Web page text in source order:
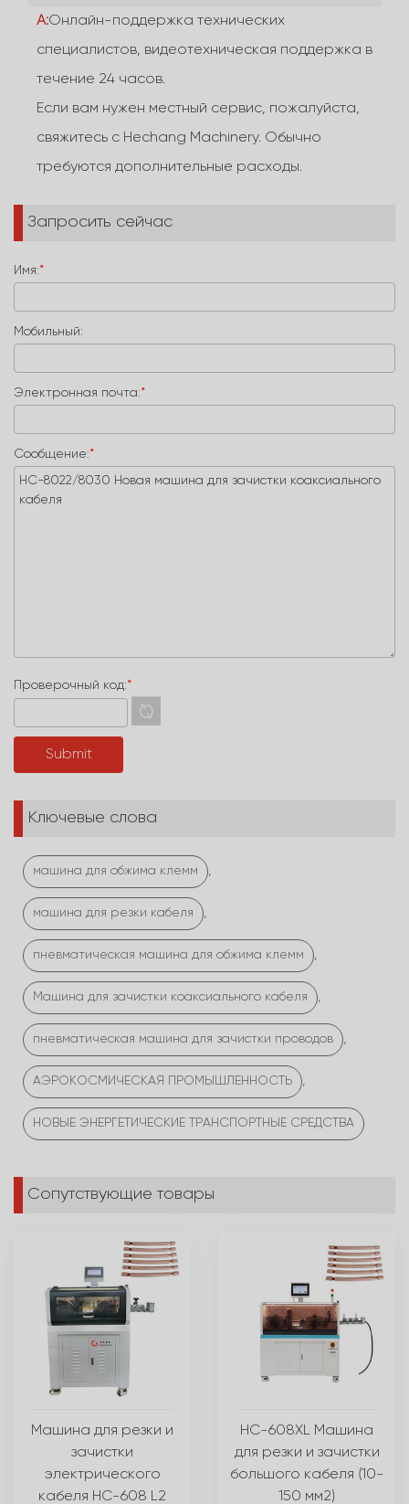
А:Онлайн-поддержка технических
специалистов, видеотехническая поддержка в
течение 24 часов.
Если вам нужен местный сервис, пожалуйста,
свяжитесь с Hechang Machinery. Обычно
требуются дополнительные расходы.
Запросить сейчас
Имя:*
Мобильный:
Электронная почта:*
Сообщение:*
Проверочный код:*
Ключевые слова
машина для обжима клемм ,
машина для резки кабеля ,
пневматическая машина для обжима клемм ,
Машина для зачистки коаксиального кабеля ,
пневматическая машина для зачистки проводов ,
АЭРОКОСМИЧЕСКАЯ ПРОМЫШЛЕННОСТЬ ,
НОВЫЕ ЭНЕРГЕТИЧЕСКИЕ ТРАНСПОРТНЫЕ СРЕДСТВА
Сопутствующие товары
Машина для резки и
зачистки
электрического
кабеля HC-608 L2
HC-608XL Машина
для резки и зачистки
большого кабеля (10-
150 мм2)